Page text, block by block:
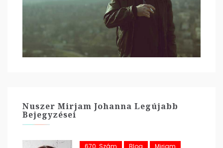
Nuszer Mirjam Johanna Legújabb
Bejegyzései
670. Szám Blog Mirjam